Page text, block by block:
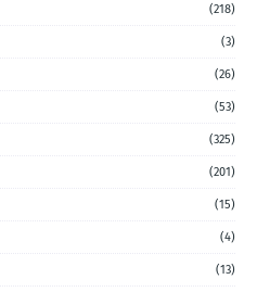
(218)
(3)
(26)
(53)
(325)
(201)
(15)
(4)
(13)